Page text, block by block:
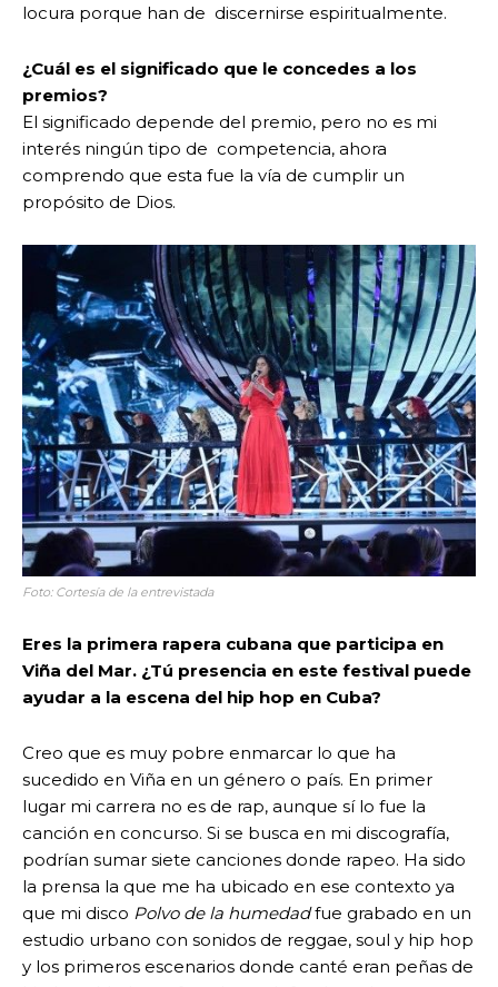
locura porque han de discernirse espiritualmente.
¿Cuál es el significado que le concedes a los
premios?
El significado depende del premio, pero no es mi
interés ningún tipo de competencia, ahora
comprendo que esta fue la vía de cumplir un
propósito de Dios.
Foto: Cortesía de la entrevistada
Eres la primera rapera cubana que participa en
Viña del Mar. ¿Tú presencia en este festival puede
ayudar a la escena del hip hop en Cuba?
Creo que es muy pobre enmarcar lo que ha
sucedido en Viña en un género o país. En primer
lugar mi carrera no es de rap, aunque sí lo fue la
canción en concurso. Si se busca en mi discografía,
podrían sumar siete canciones donde rapeo. Ha sido
la prensa la que me ha ubicado en ese contexto ya
que mi disco Polvo de la humedadfue grabado en un
estudio urbano con sonidos de reggae, soul y hip hop
y los primeros escenarios donde canté eran peñas de